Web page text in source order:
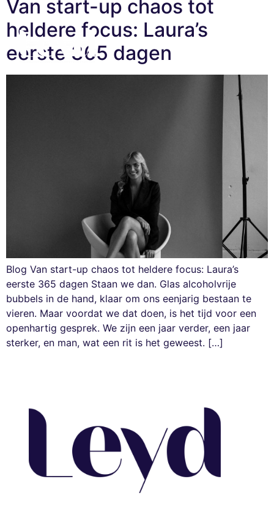
Van start-up chaos tot
heldere focus: Laura’s
eerste 365 dagen
Blog Van start-up chaos tot heldere focus: Laura’s
eerste 365 dagen Staan we dan. Glas alcoholvrije
bubbels in de hand, klaar om ons eenjarig bestaan te
vieren. Maar voordat we dat doen, is het tijd voor een
openhartig gesprek. We zijn een jaar verder, een jaar
sterker, en man, wat een rit is het geweest. […]